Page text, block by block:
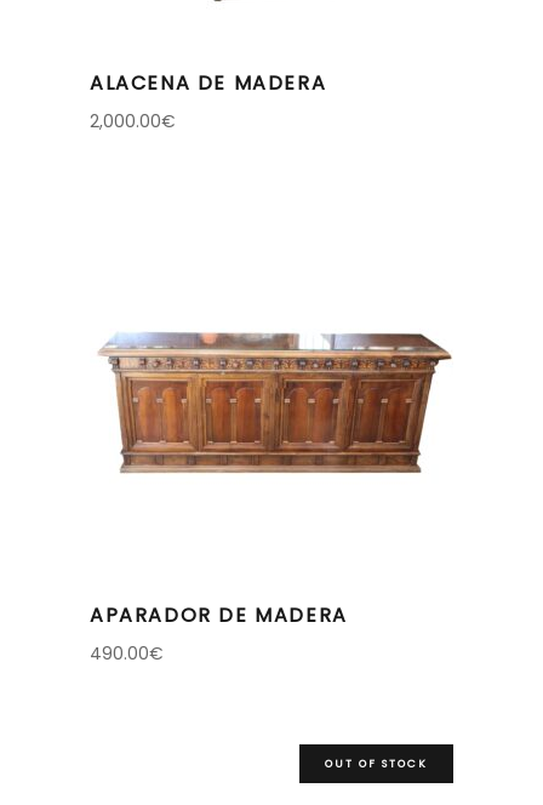
ALACENA DE MADERA
2,000.00€
APARADOR DE MADERA
490.00€
OUT OF STOCK